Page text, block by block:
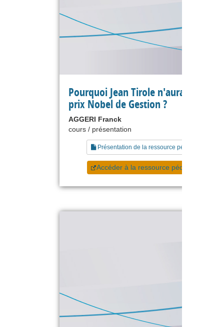
Pourquoi Jean Tirole n'aura jamais le
prix Nobel de Gestion ?
AGGERI Franck
cours / présentation
Présentation de la ressource pédagogique
Accéder à la ressource pédagogique